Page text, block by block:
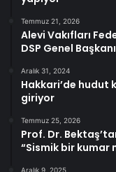
Temmuz 21, 2026
Alevi Vakıfları
DSP Genel
Aralık 31, 2024
Hakkari’de hudut
giriyor
Temmuz 25, 2026
Prof. Dr.
“Sismik bir kumar
Aralık 9, 2025